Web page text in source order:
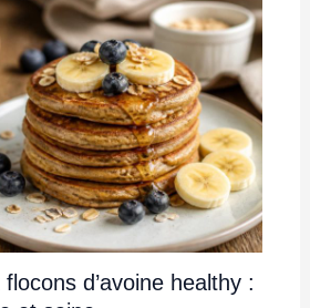
d’avoine healthy :